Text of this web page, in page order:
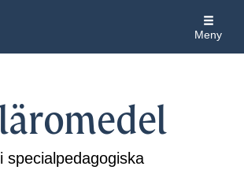
Meny
specialpedagogiska